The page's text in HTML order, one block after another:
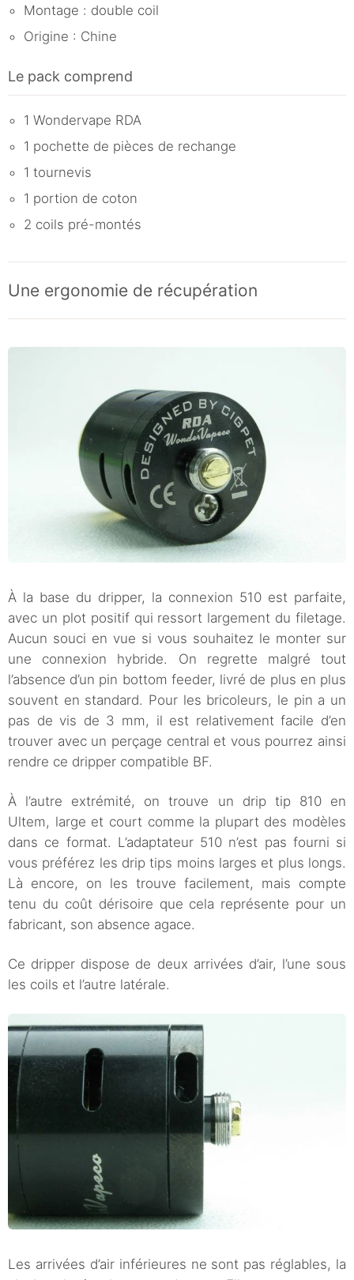
Montage : double coil
Origine : Chine
Le pack comprend
1 Wondervape RDA
1 pochette de pièces de rechange
1 tournevis
1 portion de coton
2 coils pré-montés
Une ergonomie de récupération
À la base du dripper, la connexion 510 est parfaite,
avec un plot positif qui ressort largement du filetage.
Aucun souci en vue si vous souhaitez le monter sur
une connexion hybride. On regrette malgré tout
l’absence d’un pin bottom feeder, livré de plus en plus
souvent en standard. Pour les bricoleurs, le pin a un
pas de vis de 3 mm, il est relativement facile d’en
trouver avec un perçage central et vous pourrez ainsi
rendre ce dripper compatible BF.
À l’autre extrémité, on trouve un drip tip 810 en
Ultem, large et court comme la plupart des modèles
dans ce format. L’adaptateur 510 n’est pas fourni si
vous préférez les drip tips moins larges et plus longs.
Là encore, on les trouve facilement, mais compte
tenu du coût dérisoire que cela représente pour un
fabricant, son absence agace.
Ce dripper dispose de deux arrivées d’air, l’une sous
les coils et l’autre latérale.
Les arrivées d’air inférieures ne sont pas réglables, la